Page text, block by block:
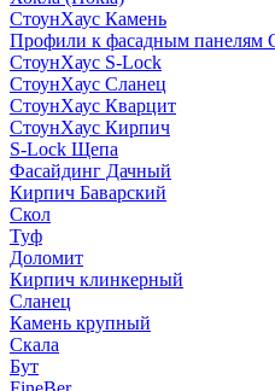
СтоунХаус Камень
Профили к фасадным панелям
СтоунХаус S-Lock
СтоунХаус Сланец
СтоунХаус Кварцит
СтоунХаус Кирпич
S-Lock Щепа
Фасайдинг Дачный
Кирпич Баварский
Скол
Туф
Доломит
Кирпич клинкерный
Сланец
Камень крупный
Скала
Бут